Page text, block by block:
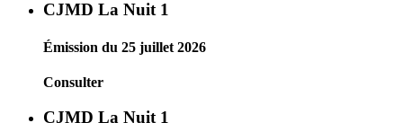
CJMD La Nuit 1
Émission du 25 juillet 2026
Consulter
CJMD La Nuit 1